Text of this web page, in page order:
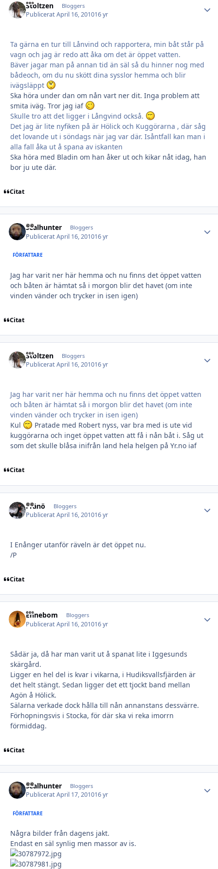
Stoltzen Bloggers
PubliceratApril 16, 201016 yr
Ta gärna en tur till Lånvind och rapportera, min båt står på
vagn och jag är redo att åka om det är öppet vatten.
Bäver jagar man på annan tid än säl så du hinner nog med
bådeoch, om du nu skött dina sysslor hemma och blir
ivägsläppt
Ska höra under dan om nån vart ner dit. Inga problem att
smita iväg. Tror jag iaf
Skulle tro att det ligger i Långvind också.
Det jag är lite nyfiken på är Hölick och Kuggörarna , där såg
det lovande ut i söndags när jag var där. Isåntfall kan man i
alla fall åka ut å spana av iskanten
Ska höra med Bladin om han åker ut och kikar nåt idag, han
bor ju ute där.
Citat
sealhunter Bloggers
PubliceratApril 16, 201016 yr
FÖRFATTARE
Jag har varit ner här hemma och nu finns det öppet vatten
och båten är hämtat så i morgon blir det havet (om inte
vinden vänder och trycker in isen igen)
Citat
Stoltzen Bloggers
PubliceratApril 16, 201016 yr
Jag har varit ner här hemma och nu finns det öppet vatten
och båten är hämtat så i morgon blir det havet (om inte
vinden vänder och trycker in isen igen)
Kul
Pratade med Robert nyss, var bra med is ute vid
kuggörarna och inget öppet vatten att få i nån båt i. Såg ut
som det skulle blåsa inifrån land hela helgen på Yr.no iaf
Citat
Fränö Bloggers
PubliceratApril 16, 201016 yr
I Enånger utanför räveln är det öppet nu.
/P
Citat
Ehnebom Bloggers
PubliceratApril 16, 201016 yr
Sådär ja, då har man varit ut å spanat lite i Iggesunds
skärgård.
Ligger en hel del is kvar i vikarna, i Hudiksvallsfjärden är
det helt stängt. Sedan ligger det ett tjockt band mellan
Agön å Hölick.
Sälarna verkade dock hålla till nån annanstans dessvärre.
Förhopningsvis i Stocka, för där ska vi reka imorrn
förmiddag.
Citat
sealhunter Bloggers
PubliceratApril 17, 201016 yr
FÖRFATTARE
Några bilder från dagens jakt.
Endast en säl synlig men massor av is.